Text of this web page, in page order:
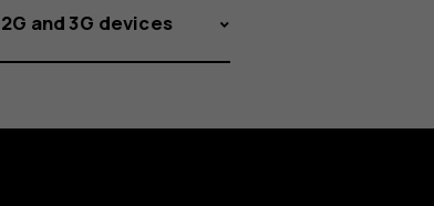
and 3G devices